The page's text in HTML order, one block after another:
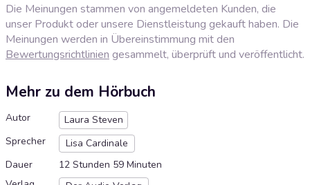
Die Meinungen stammen von angemeldeten Kunden, die
unser Produkt oder unsere Dienstleistung gekauft haben. Die
Meinungen werden in Übereinstimmung mit den
Bewertungsrichtlinien gesammelt, überprüft und veröffentlicht.
Mehr zu dem Hörbuch
Autor
Laura Steven
Sprecher
Lisa Cardinale
Dauer
12 Stunden 59 Minuten